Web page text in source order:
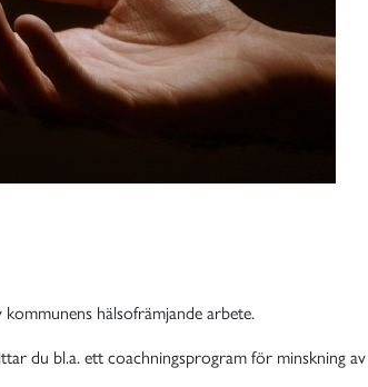
hälsofrämjande arbete.
du bl.a. ett coachningsprogram för minskning